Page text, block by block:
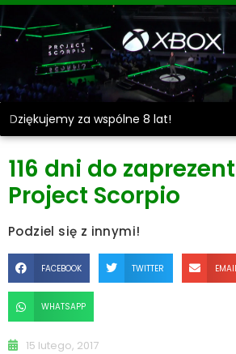
Dziękujemy za wspólne 8 lat!
116 dni do
Project Scorpio
Podziel się z innymi!
FACEBOOK TWITTER
WHATSAPP
15 lutego, 2017